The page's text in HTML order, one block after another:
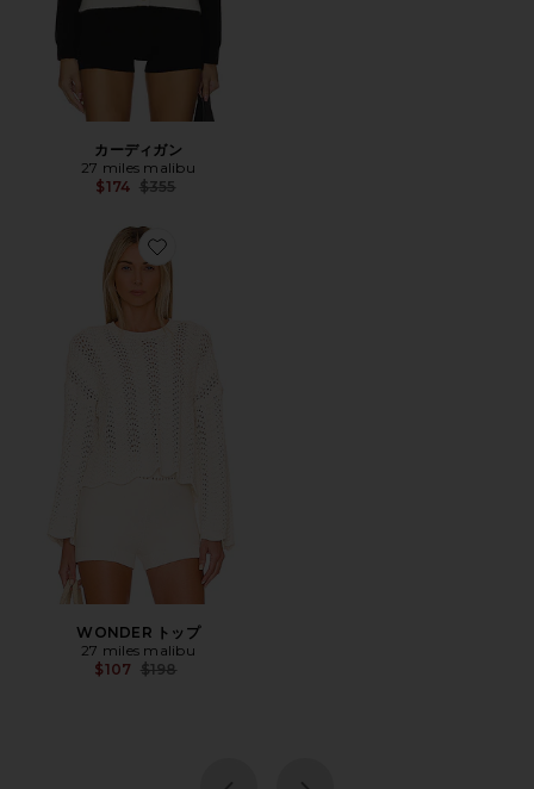
カーディガン
27 miles malibu
$174 Previous price:
$355
Favorite WONDER トップ
WONDER トップ
27 miles malibu
$107 Previous price:
$198